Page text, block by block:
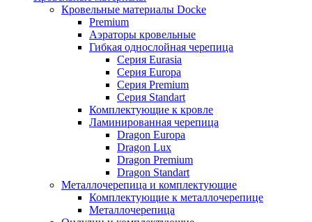
Кровельные материалы Docke
Premium
Аэраторы кровельные
Гибкая однослойная черепица
Серия Eurasia
Серия Europa
Серия Premium
Серия Standart
Комплектующие к кровле
Ламинированная черепица
Dragon Europa
Dragon Lux
Dragon Premium
Dragon Standart
Металлочерепица и комплектующие
Комплектующие к металлочерепице
Металлочерепица